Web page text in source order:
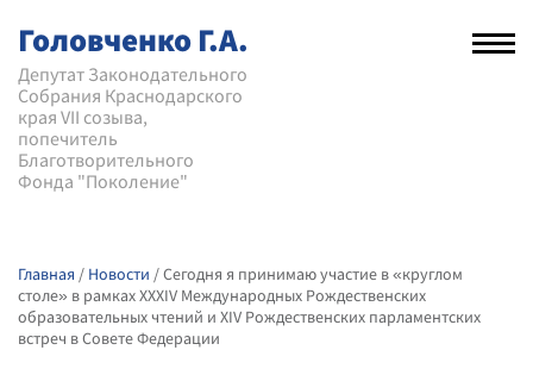
Головченко Г.А.
Депутат Законодательного
Собрания Краснодарского
края VII созыва,
попечитель
Благотворительного
Фонда "Поколение"
Главная / Новости /Сегодня я принимаю участие в «круглом
столе» в рамках XXXIV Международных Рождественских
образовательных чтений и XIV Рождественских парламентских
встреч в Совете Федерации